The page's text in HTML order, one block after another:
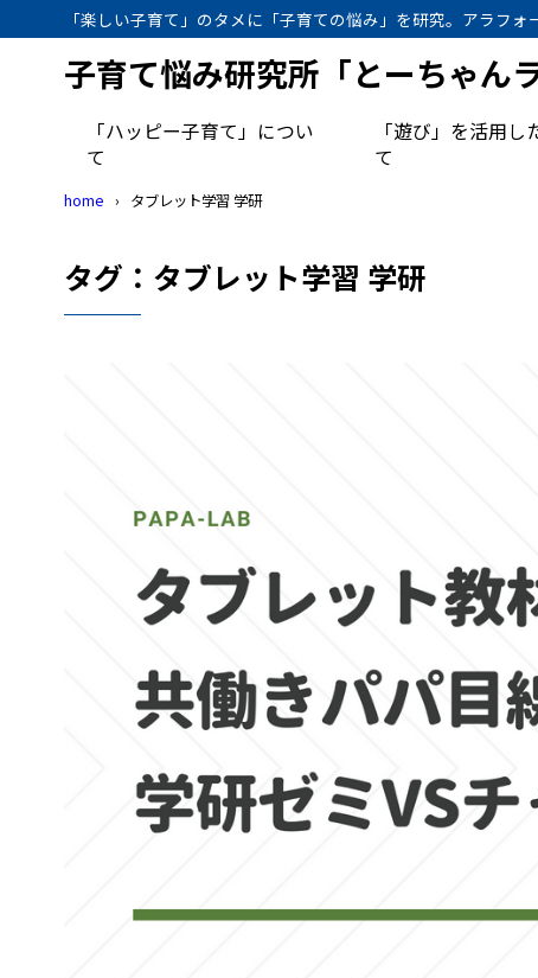
「楽しい子育て」のタメに「子育ての悩み」を研究。アラフ
子育て悩み研究所「とーちゃんラ
「ハッピー子育て」につい
て
「遊び」を活用
て
home タブレット学習 学研
タグ：タブレット学習 学研